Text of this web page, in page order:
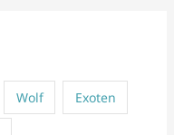
Wolf Exoten